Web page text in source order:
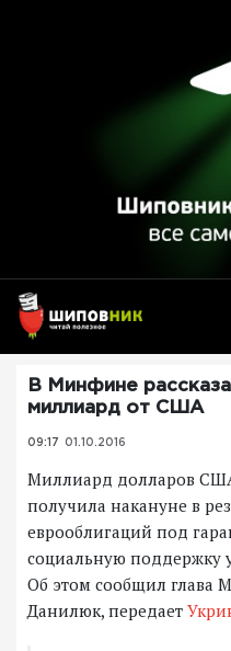
В Минфине
миллиард от США
09:17 01.10.2016
Миллиард долларов
получила накануне в
еврооблигаций под
социальную поддержку
Об этом сообщил глава
Данилюк, передает